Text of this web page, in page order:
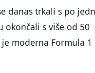
danas trkali s po
okončali s više od 50
moderna Formula 1